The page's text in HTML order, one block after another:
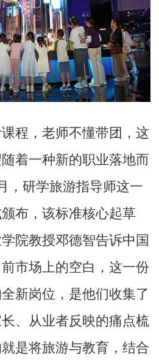
，老师不懂带团，这
着一种新的职业落地而
，研学旅游指导师这一
布，该标准核心起草
院教授邓德智告诉中国
市场上的空白，这一份
新岗位，是他们收集了
、从业者反映的痛点梳
是将旅游与教育，结合